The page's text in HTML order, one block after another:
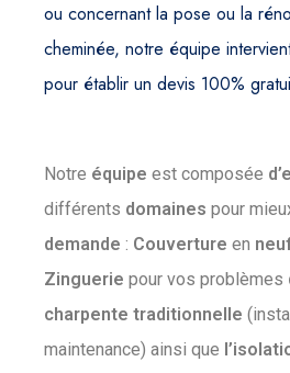
ou concernant la pose ou la
cheminée, notre équipe
pour établir un devis 100%
Notre équipe est composée
différents domaines pour
demande : Couverture en
Zinguerie pour vos problèmes
charpente traditionnelle
maintenance) ainsi que